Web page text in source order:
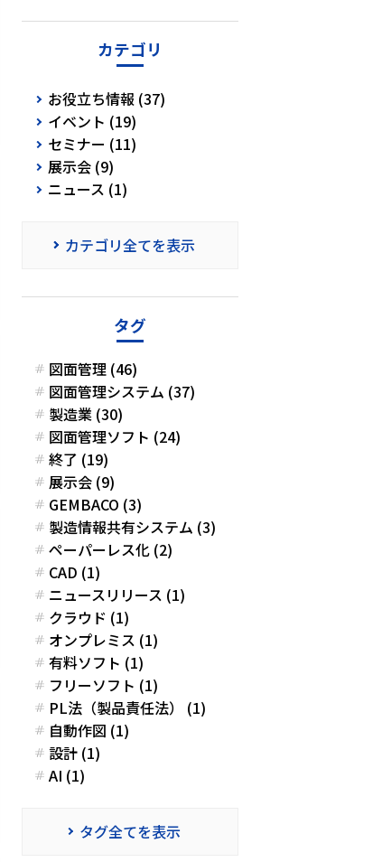
カテゴリ
お役立ち情報 (37)
イベント (19)
セミナー (11)
展示会 (9)
ニュース (1)
カテゴリ全てを表示
タグ
図面管理 (46)
図面管理システム (37)
製造業 (30)
図面管理ソフト (24)
終了 (19)
展示会 (9)
GEMBACO (3)
製造情報共有システム (3)
ペーパーレス化 (2)
CAD (1)
ニュースリリース (1)
クラウド (1)
オンプレミス (1)
有料ソフト (1)
フリーソフト (1)
PL法（製品責任法） (1)
自動作図 (1)
設計 (1)
AI (1)
タグ全てを表示